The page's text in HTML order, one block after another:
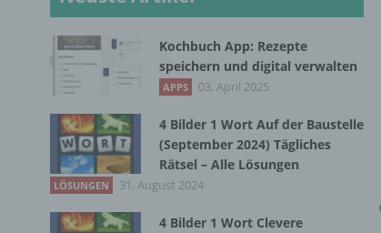
Kochbuch App: Rezepte
speichern und digital verwalten
APPS 03. April 2025
4 Bilder 1 Wort Auf der Baustelle
(September 2024) Tägliches
Rätsel – Alle Lösungen
LÖSUNGEN 31. August 2024
4 Bilder 1 Wort Clevere